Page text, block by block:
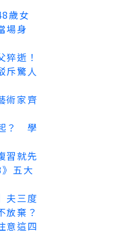
歲女
場身
猝逝！
斥驚人
術家齊
？ 學
習就先
五大
夫三度
棄？
意這四